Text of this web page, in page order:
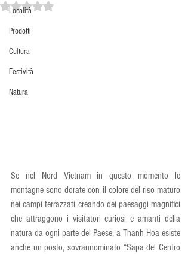
Località
Prodotti
Cultura
Festività
Natura
Valutazione NaN stelle su 5.
Se nel Nord Vietnam in questo momento le
montagne sono dorate con il colore del riso maturo
nei campi terrazzati creando dei paesaggi magnifici
che attraggono i visitatori curiosi e amanti della
natura da ogni parte del Paese, a Thanh Hoa esiste
anche un posto, sovrannominato “Sapa del Centro